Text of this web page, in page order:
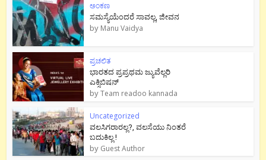
ಅಂಕಣ
ಸಮಸ್ಯೆಯೆಂದರೆ ಸಾವಲ್ಲ, ಜೀವನ
by Manu Vaidya
ಪ್ರಚಲಿತ
ಭಾರತದ ಪ್ರಪ್ರಥಮ ಜ್ಯುವೆಲ್ಲರಿ
ಎಕ್ಸಿಬಿಷನ್
byTeam readoo kannada
Uncategorized
ವಲಸಿಗರಾರಲ್ಲ?, ವಲಸೆಯು ನಿಂತರೆ
ಬದುಕಿಲ್ಲ !
by Guest Author